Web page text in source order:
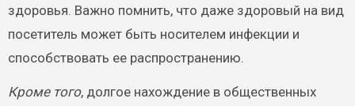
здоровья. Важно помнить, что даже здоровый на вид
посетитель может быть носителем инфекции и
способствовать ее распространению.
Кроме того, долгое нахождение в общественных